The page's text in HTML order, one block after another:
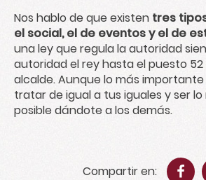
Nos hablo de que existen tres
el social, el de eventos y el de
una ley que regula la autoridad
autoridad el rey hasta el puesto 52
alcalde. Aunque lo más importante
tratar de igual a tus iguales y ser
posible dándote a los demás.
Compartir en: